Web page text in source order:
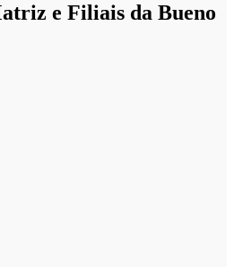
e Filiais da Bueno